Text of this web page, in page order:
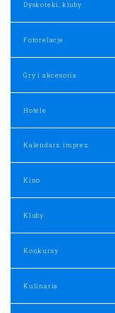
Dyskoteki, kluby
Fotorelacje
Gry i akcesoria
Hotele
Kalendarz imprez
Kino
Kluby
Konkursy
Kulinaria